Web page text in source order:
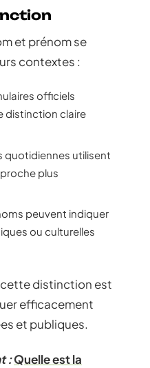
et prénom se
contextes :
officiels
distinction claire
quotidiennes utilisent
plus
peuvent indiquer
ou culturelles
distinction est
efficacement
et publiques.
:Quelle est la